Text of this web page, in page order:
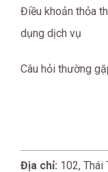
Điều khoản thỏa
dụng dịch vụ
Câu hỏi thường
Địa chỉ: 102, Thái